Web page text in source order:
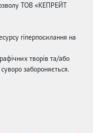
ТОВ «КЕПРЕЙТ
гіперпосилання на
творів та/або
забороняється.